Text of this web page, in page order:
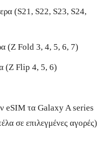
(S21, S22, S23, S24,
(Z Fold 3, 4, 5, 6, 7)
(Z Flip 4, 5, 6)
eSIM τα Galaxy A series
σε επιλεγμένες αγορές)